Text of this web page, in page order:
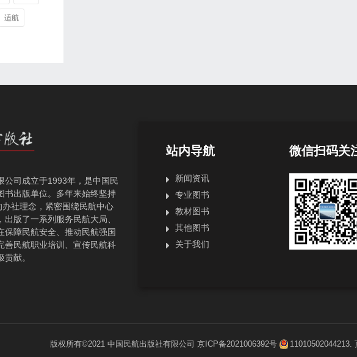
适航
司成立于1993年，是中国民
书出版单位。多年来始终坚持
办社理念，紧密围绕民航中心
版了一系列服务民航大局、
保障民航安全、推动民航强国
善民航职业培训、宣传民航科
献。
站内导航
新闻资讯
专业图书
教材图书
其他图书
关于我们
微信扫码关
版权所有©2021 中国民航出版社有限公司 京ICP备2021006392号 11010502044213.